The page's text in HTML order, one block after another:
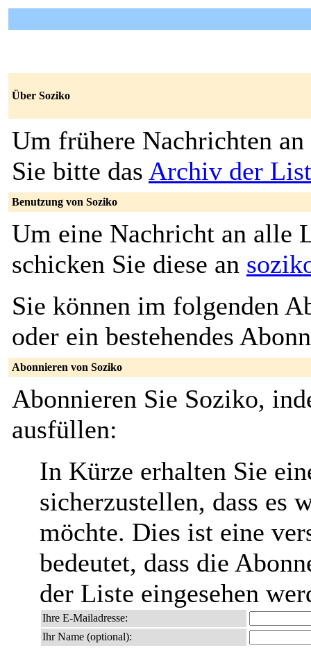
Über Soziko
Um frühere Nachrichten an
Sie bitte das Archiv der
Benutzung von Soziko
Um eine Nachricht an alle
schicken Sie diese an
Sie können im folgenden
oder ein bestehendes
Abonnieren von Soziko
Abonnieren Sie Soziko,
ausfüllen:
In Kürze erhalten Sie
sicherzustellen, dass es
möchte. Dies ist eine
bedeutet, dass die
der Liste eingesehen
Ihre E-Mailadresse:
Ihr Name (optional):